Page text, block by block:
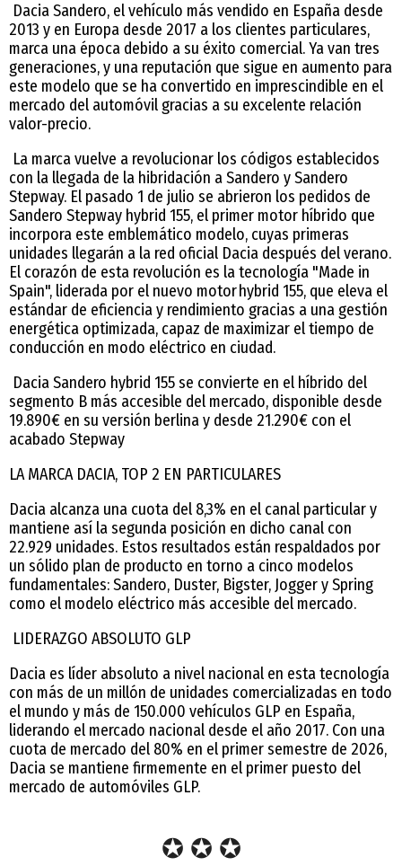
Dacia Sandero, el vehículo más vendido en España desde
2013 y en Europa desde 2017 a los clientes particulares,
marca una época debido a su éxito comercial. Ya van tres
generaciones, y una reputación que sigue en aumento para
este modelo que se ha convertido en imprescindible en el
mercado del automóvil gracias a su excelente relación
valor-precio.
La marca vuelve a revolucionar los códigos establecidos
con la llegada de la hibridación a Sandero y Sandero
Stepway. El pasado 1 de julio se abrieron los pedidos de
Sandero Stepway hybrid 155, el primer motor híbrido que
incorpora este emblemático modelo, cuyas primeras
unidades llegarán a la red oficial Dacia después del verano.
El corazón de esta revolución es la tecnología "Made in
Spain", liderada por el nuevo motor hybrid 155, que eleva el
estándar de eficiencia y rendimiento gracias a una gestión
energética optimizada, capaz de maximizar el tiempo de
conducción en modo eléctrico en ciudad.
Dacia Sandero hybrid 155 se convierte en el híbrido del
segmento B más accesible del mercado, disponible desde
19.890€ en su versión berlina y desde 21.290€ con el
acabado Stepway
LA MARCA DACIA, TOP 2 EN PARTICULARES
Dacia alcanza una cuota del 8,3% en el canal particular y
mantiene así la segunda posición en dicho canal con
22.929 unidades. Estos resultados están respaldados por
un sólido plan de producto en torno a cinco modelos
fundamentales: Sandero, Duster, Bigster, Jogger y Spring
como el modelo eléctrico más accesible del mercado.
LIDERAZGO ABSOLUTO GLP
Dacia es líder absoluto a nivel nacional en esta tecnología
con más de un millón de unidades comercializadas en todo
el mundo y más de 150.000 vehículos GLP en España,
liderando el mercado nacional desde el año 2017. Con una
cuota de mercado del 80% en el primer semestre de 2026,
Dacia se mantiene firmemente en el primer puesto del
mercado de automóviles GLP.
✪ ✪ ✪